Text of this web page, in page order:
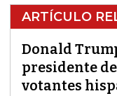
ARTÍCULO
Donald
presidente
votantes